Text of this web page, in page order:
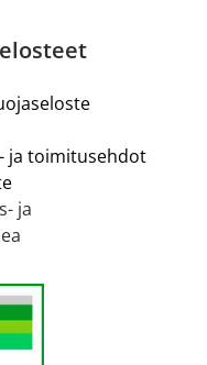
ja toimitusehdot
ja